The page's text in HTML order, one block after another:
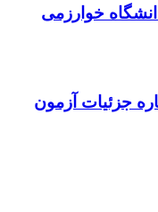
خوارزمی
جزئیات آزمون